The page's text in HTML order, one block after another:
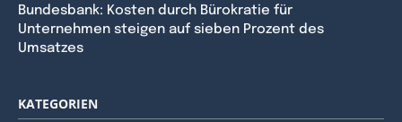
Bundesbank: Kosten durch Bürokratie für
Unternehmen steigen auf sieben Prozent des
Umsatzes
KATEGORIEN